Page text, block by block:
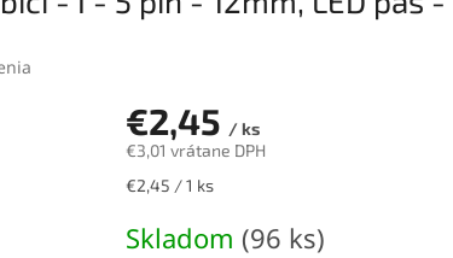
€2,45 / ks
€3,01 vrátane DPH
Jednotková
€2,45 / 1 ks
Skladom (96 ks)